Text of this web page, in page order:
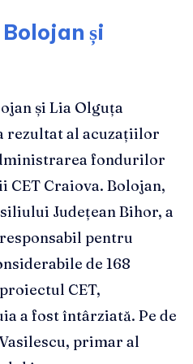
și
și Lia Olguța
rezultat al acuzațiilor
fondurilor
Craiova. Bolojan,
Județean Bihor, a
pentru
de 168
CET,
a fost întârziată. Pe de
primar al